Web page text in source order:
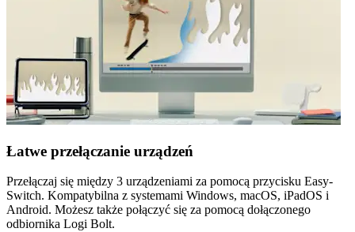
Łatwe przełączanie urządzeń
Przełączaj się między 3 urządzeniami za pomocą przycisku Easy-
Switch. Kompatybilna z systemami Windows, macOS, iPadOS i
Android. Możesz także połączyć się za pomocą dołączonego
odbiornika Logi Bolt.